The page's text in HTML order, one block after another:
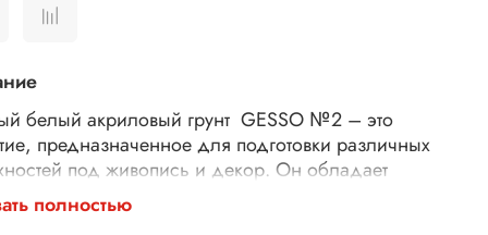
белый акриловый грунт GESSO №2 – это
предназначенное для подготовки различных
под живопись и декор. Он обладает
адгезией к различным материалам, таким как
холст, картон, металл, пластик. Грунт имеет
полностью